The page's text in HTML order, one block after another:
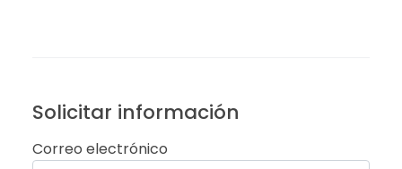
Solicitar información
Correo electrónico